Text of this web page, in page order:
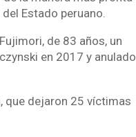
Estado peruano.
de 83 años, un
en 2017 y anulado
que dejaron 25 víctimas